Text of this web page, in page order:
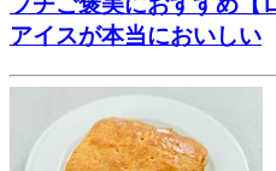
アイスが本当においしい